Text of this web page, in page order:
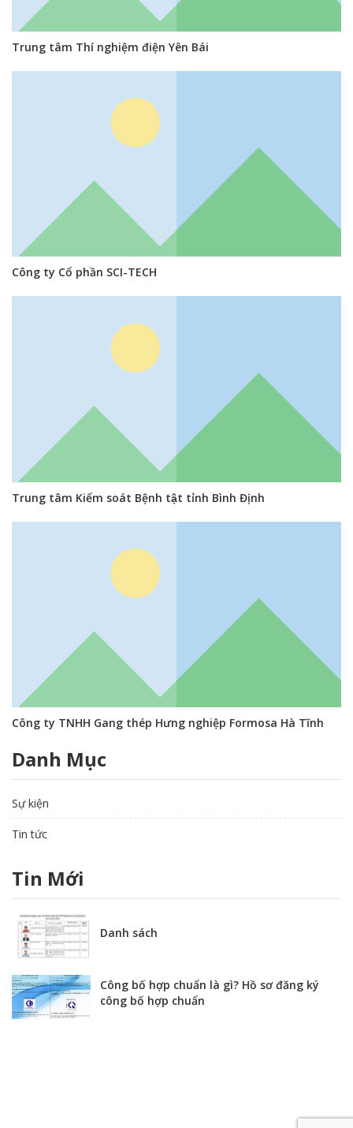
Trung tâm Thí nghiệm điện Yên Bái
Công ty Cổ phần SCI-TECH
Trung tâm Kiểm soát Bệnh tật tỉnh Bình Định
Công ty TNHH Gang thép Hưng nghiệp Formosa Hà Tĩnh
Danh Mục
Sự kiện
Tin tức
Tin Mới
Danh sách
Công bố hợp chuẩn là gì? Hồ sơ đăng ký
công bố hợp chuẩn